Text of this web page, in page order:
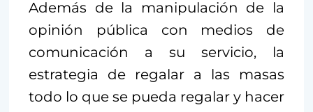
Además de la manipulación de la
opinión pública con medios de
comunicación a su servicio, la
estrategia de regalar a las masas
todo lo que se pueda regalar y hacer